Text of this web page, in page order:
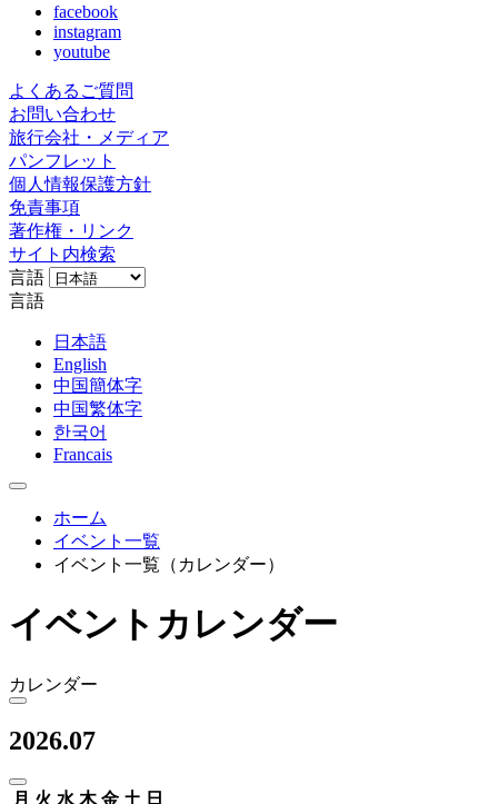
facebook
instagram
youtube
よくあるご質問
お問い合わせ
旅行会社・メディア
パンフレット
個人情報保護方針
免責事項
著作権・リンク
サイト内検索
言語
言語
日本語
English
中国簡体字
中国繁体字
한국어
Francais
ホーム
イベント一覧
イベント一覧（カレンダー）
イベントカレンダー
カレンダー
2026.07
月 火 水 木 金 土 日